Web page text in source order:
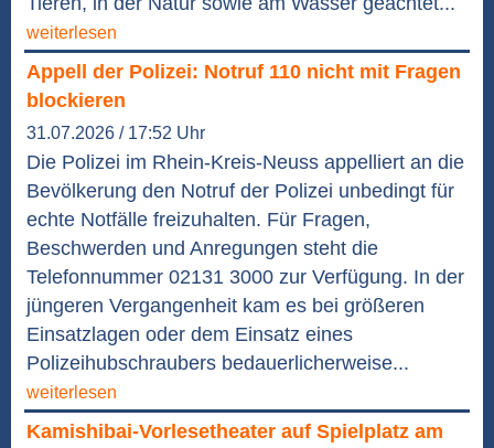
weiterlesen
Appell der Polizei: Notruf 110 nicht mit Fragen
blockieren
31.07.2026 / 17:52 Uhr
Die Polizei im Rhein-Kreis-Neuss appelliert an die
Bevölkerung den Notruf der Polizei unbedingt für
echte Notfälle freizuhalten. Für Fragen,
Beschwerden und Anregungen steht die
Telefonnummer 02131 3000 zur Verfügung. In der
jüngeren Vergangenheit kam es bei größeren
Einsatzlagen oder dem Einsatz eines
Polizeihubschraubers bedauerlicherweise...
weiterlesen
Kamishibai-Vorlesetheater auf Spielplatz am